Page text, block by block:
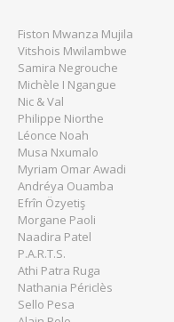
Fiston Mwanza Mujila
Vitshois Mwilambwe
Samira Negrouche
Michèle I Ngangue
Nic & Val
Philippe Niorthe
Léonce Noah
Musa Nxumalo
Myriam Omar Awadi
Andréya Ouamba
Efrîn Özyetiş
Morgane Paoli
Naadira Patel
P.A.R.T.S.
Athi Patra Ruga
Nathania Périclès
Sello Pesa